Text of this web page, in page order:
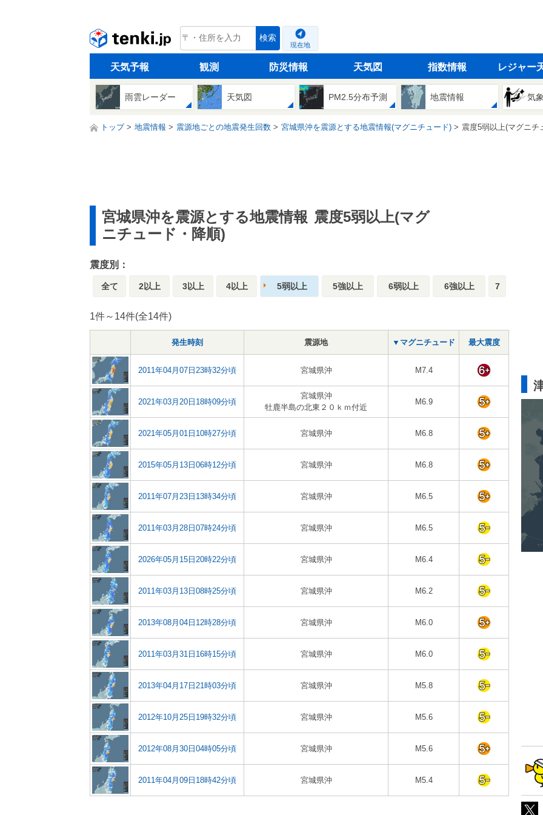
tenki.jp 検索
現在地
天気予報 観測 防災情報 天気図 指数情報 レジャー
雨雲レーダー 天気図 PM2.5分布予測 地震情報 気
トップ 地震情報 震源地ごとの地震発生回数 宮城県沖を震源とする地震情報(マグニチュード) 震度5弱以上(マグニチ
宮城県沖を震源とする地震情報 震度5弱以上(マグ
ニチュード・降順)
震度別：
全て 2以上 3以上 4以上 5弱以上 5強以上 6弱以上 6強以上 7
1件～14件(全14件)
発生時刻 震源地 ▼マグニチュード 最大震度
2011年04月07日23時32分頃 宮城県沖 M7.4
2021年03月20日18時09分頃
宮城県沖
牡鹿半島の北東２０ｋｍ付近
M6.9
2021年05月01日10時27分頃 宮城県沖 M6.8
2015年05月13日06時12分頃 宮城県沖 M6.8
2011年07月23日13時34分頃 宮城県沖 M6.5
2011年03月28日07時24分頃 宮城県沖 M6.5
2026年05月15日20時22分頃 宮城県沖 M6.4
2011年03月13日08時25分頃 宮城県沖 M6.2
2013年08月04日12時28分頃 宮城県沖 M6.0
2011年03月31日16時15分頃 宮城県沖 M6.0
2013年04月17日21時03分頃 宮城県沖 M5.8
2012年10月25日19時32分頃 宮城県沖 M5.6
2012年08月30日04時05分頃 宮城県沖 M5.6
2011年04月09日18時42分頃 宮城県沖 M5.4